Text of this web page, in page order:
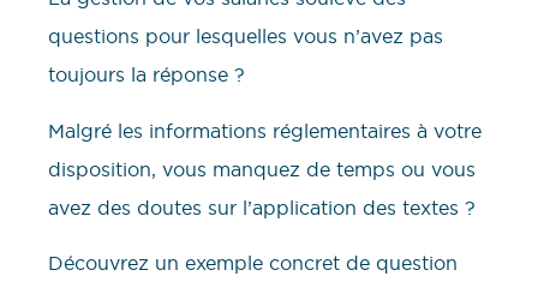
questions pour lesquelles vous n’avez pas
toujours la réponse ?
Malgré les informations réglementaires à votre
disposition, vous manquez de temps ou vous
avez des doutes sur l’application des textes ?
Découvrez un exemple concret de question